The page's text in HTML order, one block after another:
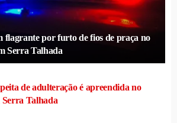
flagrante por furto de fios de praça no
Serra Talhada
de adulteração é apreendida no
Talhada